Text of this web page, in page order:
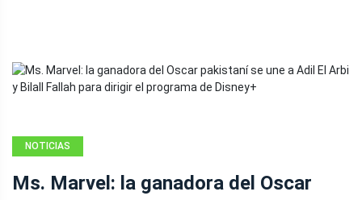
NOTICIAS
Ms. Marvel: la ganadora del Oscar